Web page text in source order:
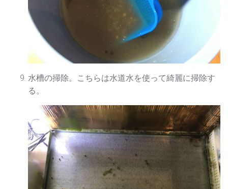
水槽の掃除。こちらは水道水を使って綺麗に掃除す
る。